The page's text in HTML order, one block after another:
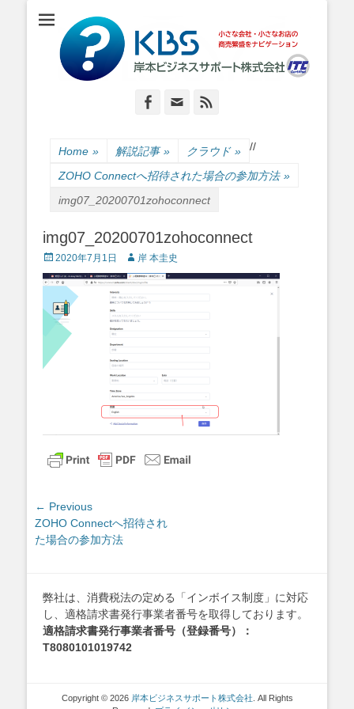
岸本ビジネスサポ
ート株式会社
小さな会社・小さなお店のIT経営をナビゲーション
Facebook
Email
Home » 解説記事 » /
クラウド » /
ZOHO Connectへ招待された場合の参加方法 »
img07_20200701zohoconnect
img07_20200701zohoconnect
Posted
on
2020年7月1日 Author
岸 本圭史
投
稿
ナ
ー
シ
ョ
← Previous
Previous
post:
ZOHO Connectへ招待され
た場合の参加方法
弊社は、消費税法の定める「インボイス制度」に対応
し、適格請求書発行事業者番号を取得しております。
適格請求書発行事業者番号（登録番号）：
T8080101019742
Copyright © 2026 岸本ビジネスサポート株式会社 . All Rights